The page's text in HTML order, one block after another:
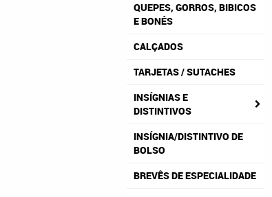
QUEPES, GORROS, BIBICOS
E BONÉS
CALÇADOS
TARJETAS / SUTACHES
INSÍGNIAS E
DISTINTIVOS
INSÍGNIA/DISTINTIVO DE
BOLSO
BREVÊS DE ESPECIALIDADE